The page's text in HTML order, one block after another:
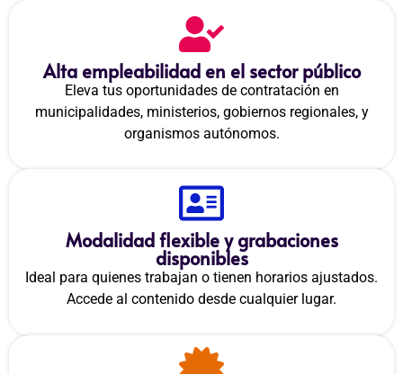
Alta empleabilidad en el sector público
Eleva tus oportunidades de contratación en
municipalidades, ministerios, gobiernos regionales, y
organismos autónomos.
Modalidad flexible y grabaciones
disponibles
Ideal para quienes trabajan o tienen horarios ajustados.
Accede al contenido desde cualquier lugar.